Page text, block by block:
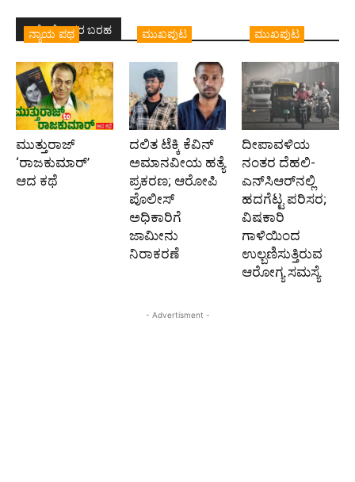
ಇದೇ ಲೇಖಕರ ಬರಹ
ನ್ಯಾಯ ಪಥ
ಮುತ್ತುರಾಜ್
‘ರಾಜಕುಮಾರ್‍’
ಆದ ಕಥೆ
ಮುಖಪುಟ
ದಲಿತ ಟೆಕ್ಕಿ ಕೆವಿನ್
ಅಮಾನವೀಯ ಹತ್ಯೆ
ಪ್ರಕರಣ; ಆರೋಪಿ
ಪೊಲೀಸ್‌
ಅಧಿಕಾರಿಗೆ
ಜಾಮೀನು
ನಿರಾಕರಣೆ
ಮುಖಪುಟ
ದೀಪಾವಳಿಯ
ನಂತರ ದೆಹಲಿ-
ಎನ್‌ಸಿಆರ್‌ನಲ್ಲಿ
ಹದಗೆಟ್ಟ ಪರಿಸರ;
ವಿಷಕಾರಿ
ಗಾಳಿಯಿಂದ
ಉಲ್ಬಣಿಸುತ್ತಿರುವ
ಆರೋಗ್ಯ ಸಮಸ್ಯೆ
- Advertisment -